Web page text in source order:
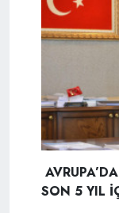
SON 5 YIL